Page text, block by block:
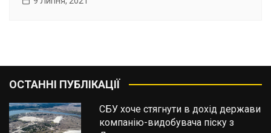
ОСТАННІ ПУБЛІКАЦІЇ
СБУ хоче стягнути в дохід держави
компанію-видобувача піску з